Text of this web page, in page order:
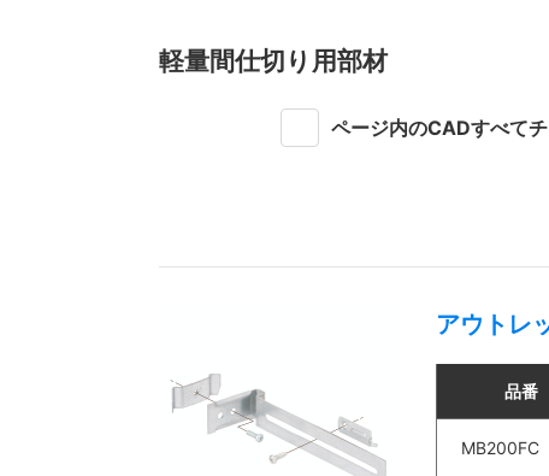
軽量間仕切り用部材
ページ内のCADすべて
アウトレ
品番
MB200FC